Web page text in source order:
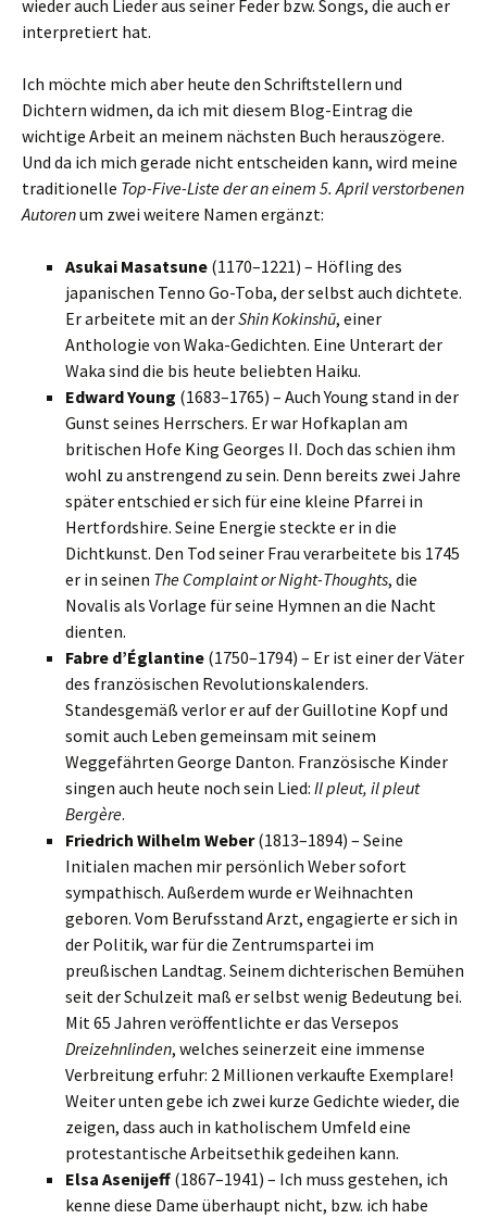
wieder auch Lieder aus seiner Feder bzw. Songs, die auch er
interpretiert hat.
Ich möchte mich aber heute den Schriftstellern und
Dichtern widmen, da ich mit diesem Blog-Eintrag die
wichtige Arbeit an meinem nächsten Buch herauszögere.
Und da ich mich gerade nicht entscheiden kann, wird meine
traditionelle Top-Five-Liste der an einem 5. April verstorbenen
Autorenum zwei weitere Namen ergänzt:
Asukai Masatsune (1170–1221) – Höfling des
japanischen Tenno Go-Toba, der selbst auch dichtete.
Er arbeitete mit an derShin Kokinshū, einer
Anthologie von Waka-Gedichten. Eine Unterart der
Waka sind die bis heute beliebten Haiku.
Edward Young (1683–1765) – Auch Young stand in der
Gunst seines Herrschers. Er war Hofkaplan am
britischen Hofe King Georges II. Doch das schien ihm
wohl zu anstrengend zu sein. Denn bereits zwei Jahre
später entschied er sich für eine kleine Pfarrei in
Hertfordshire. Seine Energie steckte er in die
Dichtkunst. Den Tod seiner Frau verarbeitete bis 1745
er in seinen The Complaint or Night-Thoughts, die
Novalis als Vorlage für seine Hymnen an die Nacht
dienten.
Fabre d’Églantine (1750–1794) – Er ist einer der Väter
des französischen Revolutionskalenders.
Standesgemäß verlor er auf der Guillotine Kopf und
somit auch Leben gemeinsam mit seinem
Weggefährten George Danton. Französische Kinder
singen auch heute noch sein Lied: Il pleut, il pleut
Bergère.
Friedrich Wilhelm Weber(1813–1894) – Seine
Initialen machen mir persönlich Weber sofort
sympathisch. Außerdem wurde er Weihnachten
geboren. Vom Berufsstand Arzt, engagierte er sich in
der Politik, war für die Zentrumspartei im
preußischen Landtag. Seinem dichterischen Bemühen
seit der Schulzeit maß er selbst wenig Bedeutung bei.
Mit 65 Jahren veröffentlichte er das Versepos
Dreizehnlinden, welches seinerzeit eine immense
Verbreitung erfuhr: 2 Millionen verkaufte Exemplare!
Weiter unten gebe ich zwei kurze Gedichte wieder, die
zeigen, dass auch in katholischem Umfeld eine
protestantische Arbeitsethik gedeihen kann.
Elsa Asenijeff (1867–1941) – Ich muss gestehen, ich
kenne diese Dame überhaupt nicht, bzw. ich habe